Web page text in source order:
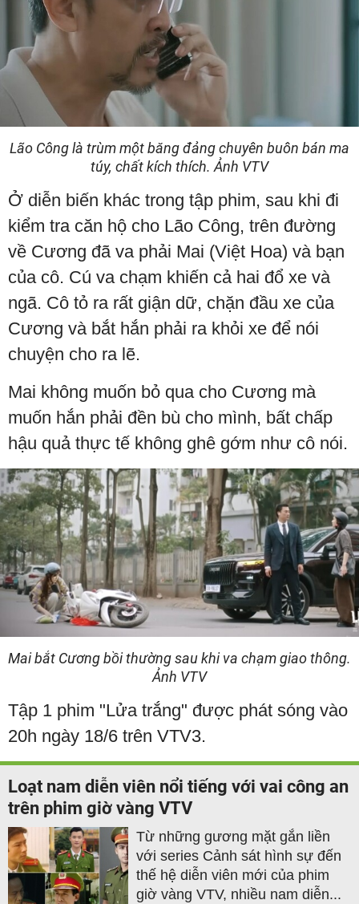
Lão Công là trùm một băng đảng chuyên buôn bán ma
túy, chất kích thích. Ảnh VTV
Ở diễn biến khác trong tập phim, sau khi đi
kiểm tra căn hộ cho Lão Công, trên đường
về Cương đã va phải Mai (Việt Hoa) và bạn
của cô. Cú va chạm khiến cả hai đổ xe và
ngã. Cô tỏ ra rất giận dữ, chặn đầu xe của
Cương và bắt hắn phải ra khỏi xe để nói
chuyện cho ra lẽ.
Mai không muốn bỏ qua cho Cương mà
muốn hắn phải đền bù cho mình, bất chấp
hậu quả thực tế không ghê gớm như cô nói.
Mai bắt Cương bồi thường sau khi va chạm giao thông.
Ảnh VTV
Tập 1 phim "Lửa trắng" được phát sóng vào
20h ngày 18/6 trên VTV3.
Loạt nam diễn viên nổi tiếng với vai công an
trên phim giờ vàng VTV
Từ những gương mặt gắn liền
với series Cảnh sát hình sự đến
thế hệ diễn viên mới của phim
giờ vàng VTV, nhiều nam diễn...